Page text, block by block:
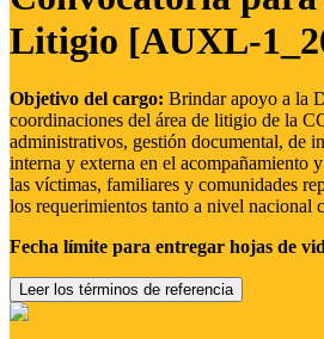
Litigio [AUXL-
Objetivo del cargo: Brindar apoyo a la
coordinaciones del área de litigio de la
administrativos, gestión documental, de
interna y externa en el acompañamiento
las víctimas, familiares y comunidades
los requerimientos tanto a nivel nacional
Fecha límite para entregar hojas de
Leer los términos de referencia